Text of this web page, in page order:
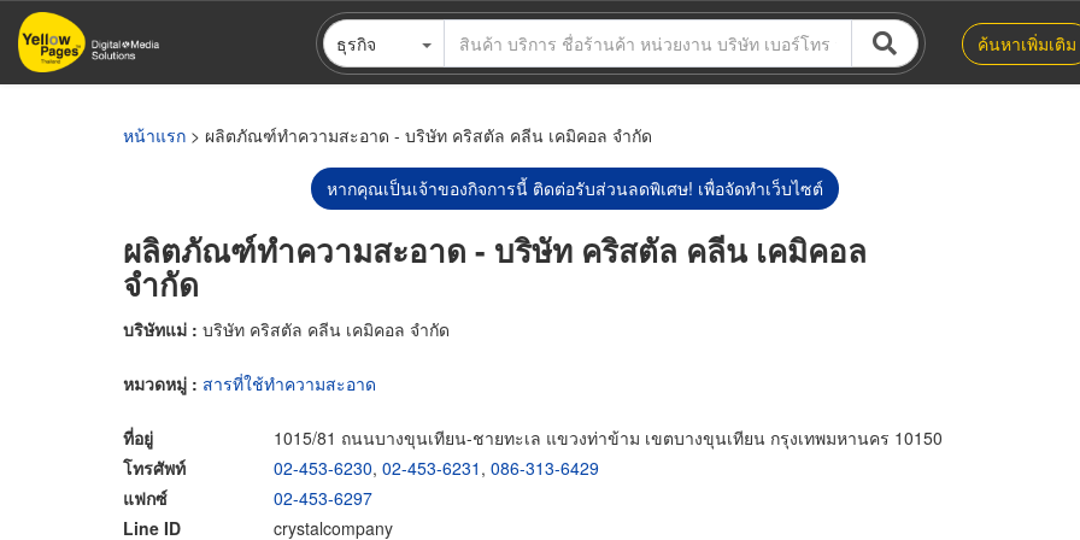
ข้าม
ไป
ธุรกิจ ค้นหาเพิ่มเติม
หน้าแรก > ผลิตภัณฑ์ทำความสะอาด - บริษัท คริสตัล คลีน เคมิคอล จำกัด
หากคุณเป็นเจ้าของกิจการนี้ ติดต่อรับส่วนลดพิเศษ! เพื่อจัดทำเว็บไซต์
ผลิตภัณฑ์ทำความสะอาด - บริษัท คริสตัล คลีน เคมิคอล
จำกัด
บริษัทแม่ : บริษัท คริสตัล คลีน เคมิคอล จำกัด
หมวดหมู่ : สารที่ใช้ทำความสะอาด
ที่อยู่
1015/81 ถนนบางขุนเทียน-ชายทะเล แขวงท่าข้าม เขตบางขุนเทียน กรุงเทพมหานคร 10150
โทรศัพท์
02-453-6230, 02-453-6231 , 086-313-6429
แฟกซ์
02-453-6297
Line ID
crystalcompany